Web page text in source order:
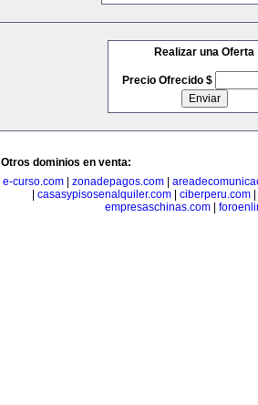
Realizar una Oferta
Precio Ofrecido $
Otros dominios en venta:
e-curso.com| zonadepagos.com|
casasypisosenalquiler.com ciberperu.com
empresaschinas.com|